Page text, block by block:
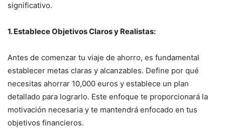
significativo.
1. Establece Objetivos Claros y Realistas:
Antes de comenzar tu viaje de ahorro, es fundamental
establecer metas claras y alcanzables. Define por qué
necesitas ahorrar 10,000 euros y establece un plan
detallado para lograrlo. Este enfoque te proporcionará la
motivación necesaria y te mantendrá enfocado en tus
objetivos financieros.